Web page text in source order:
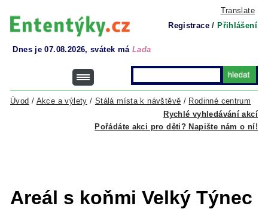
Translate
Registrace / Přihlášení
Dnes je 07.08.2026, svátek má Lada
Rychlé vyhledávání akcí
Úvod / Akce a výlety / Stálá místa k návštěvě / Rodinné centrum
Pořádáte akci pro děti? Napište nám o ní!
Areál s koňmi Velký Týnec